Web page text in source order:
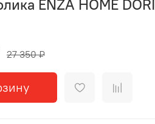
ENZA HOME
27 350 ₽